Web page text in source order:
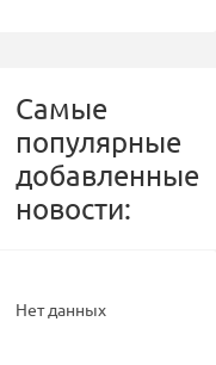
Самые
популярные
добавленные
новости:
Нет данных